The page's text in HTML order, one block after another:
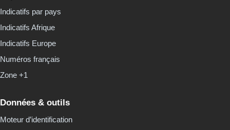
Indicatifs par pays
Indicatifs Afrique
Indicatifs Europe
Numéros français
Zone +1
Données & outils
Moteur d’identification